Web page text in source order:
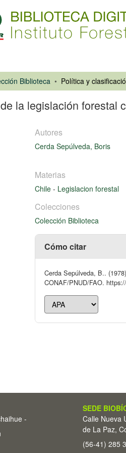
Biblioteca
la legislación forestal
Autores
Cerda Sepúlveda, Boris
Materias
Chile - Legislacion forestal
Colecciones
Colección Biblioteca
Cómo citar
Cerda Sepúlveda, B..
CONAF/PNUD/FAO.
-
SEDE
Calle Nueva
de La Paz,
(56-41) 285